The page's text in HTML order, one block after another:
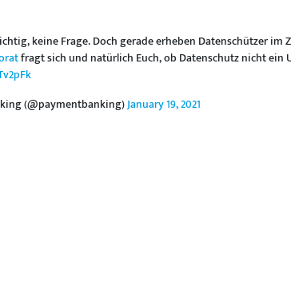
keine Frage. Doch gerade erheben Datenschützer im
fragt sich und natürlich Euch, ob Datenschutz nicht ein
(@paymentbanking)January 19, 2021